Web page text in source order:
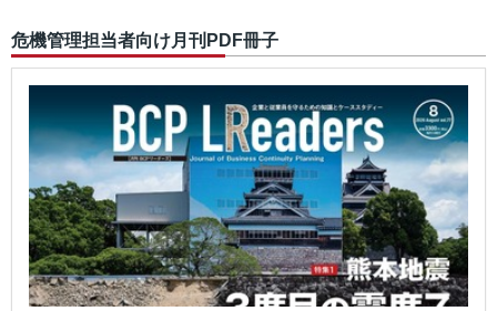
危機管理担当者向け月刊PDF冊子